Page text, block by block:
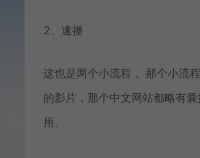
2、速播
这也是两个小流程， 那个小流
的影片，那个中文网站都略有
用。